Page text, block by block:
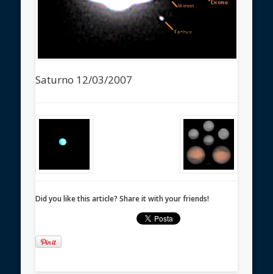
Saturno 12/03/2007
Did you like this article? Share it with your friends!